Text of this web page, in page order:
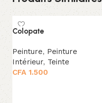
Colopate
Peinture, Peinture
Intérieur, Teinte
CFA 1.500